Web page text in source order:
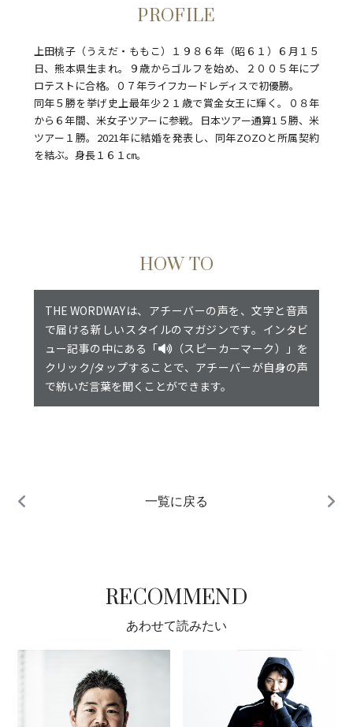
りがとうございました。Go momo Go！！
PROFILE
上田桃子（うえだ・ももこ）１９８６年（昭６１）６月１５
日、熊本県生まれ。９歳からゴルフを始め、２００５年にプ
ロテストに合格。０７年ライフカードレディスで初優勝。
同年５勝を挙げ史上最年少２１歳で賞金女王に輝く。０８年
から６年間、米女子ツアーに参戦。日本ツアー通算1５勝、米
ツアー１勝。2021年に結婚を発表し、同年ZOZOと所属契約
を結ぶ。身長１６１㎝。
HOW TO
THE WORDWAYは、アチーバーの声を、文字と音声
で届ける新しいスタイルのマガジンです。インタビ
ュー記事の中にある「
（スピーカーマーク）」を
クリック/タップすることで、アチーバーが自身の声
で紡いだ言葉を聞くことができます。
一覧に戻る
RECOMMEND
あわせて読みたい